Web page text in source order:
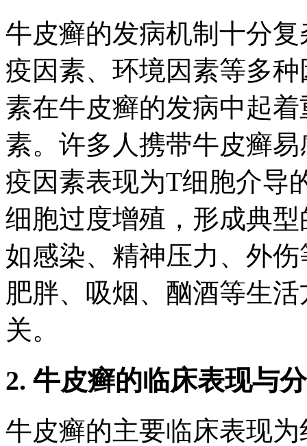
牛皮癣的发病机制十分
疫因素、环境因素等多
素在牛皮癣的发病中起
素。许多人携带牛皮癣
疫因素表现为T细胞介导
细胞过度增殖，形成典
如感染、精神压力、外
肥胖、吸烟、酗酒等生
关。
2. 牛皮癣的临床表现与
牛皮癣的主要临床表现